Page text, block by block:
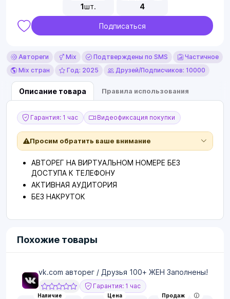
1шт. 4
Подписаться
Автореги Mix Подтверждены по SMS
Частичное
Mix стран
Год: 2025 Друзей/Подписчиков: 10000
Описание товара Правила использования
Гарантия: 1 час Видеофиксация покупки
Просим обратить ваше внимание
АВТОРЕГ НА ВИРТУАЛЬНОМ НОМЕРЕ БЕЗ
ДОСТУПА К ТЕЛЕФОНУ
АКТИВНАЯ АУДИТОРИЯ
БЕЗ НАКРУТОК
Похожие товары
vk.com авторег / Друзья 100+ ЖЕН Заполнены!
Гарантия: 1 час
Наличие Цена Продаж